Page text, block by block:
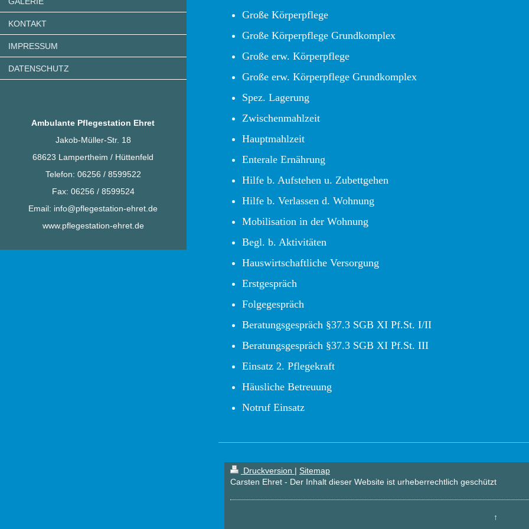
KONTAKT
IMPRESSUM
DATENSCHUTZ
Ambulante Pflegestation Ehret
Jakob-Müller-Str. 18
68623 Lampertheim / Hüttenfeld
Telefon: 06256 / 8599522
Fax: 06256 / 8599524
Email: info@pflegestation-ehret.de
www.pflegestation-ehret.de
Große Körperpflege
Große Körperpflege Grundkomplex
Große erw. Körperpflege
Große erw. Körperpflege Grundkomplex
Spez. Lagerung
Zwischenmahlzeit
Hauptmahlzeit
Enterale Ernährung
Hilfe b. Aufstehen u. Zubettgehen
Hilfe b. Verlassen d. Wohnung
Mobilisation in der Wohnung
Begl. b. Aktivitäten
Hauswirtschaftliche Versorgung
Erstgespräch
Folgegespräch
Beratungsgespräch §37.3 SGB XI Pf.St. I/II
Beratungsgespräch §37.3 SGB XI Pf.St. III
Einsatz 2. Pflegekraft
Häusliche Betreuung
Notruf Einsatz
Druckversion | Sitemap
Carsten Ehret - Der Inhalt dieser Website ist urheberrechtlich geschützt
↑